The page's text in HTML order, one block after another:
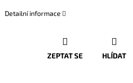
Detailní informace
ZEPTAT SE HLÍDAT